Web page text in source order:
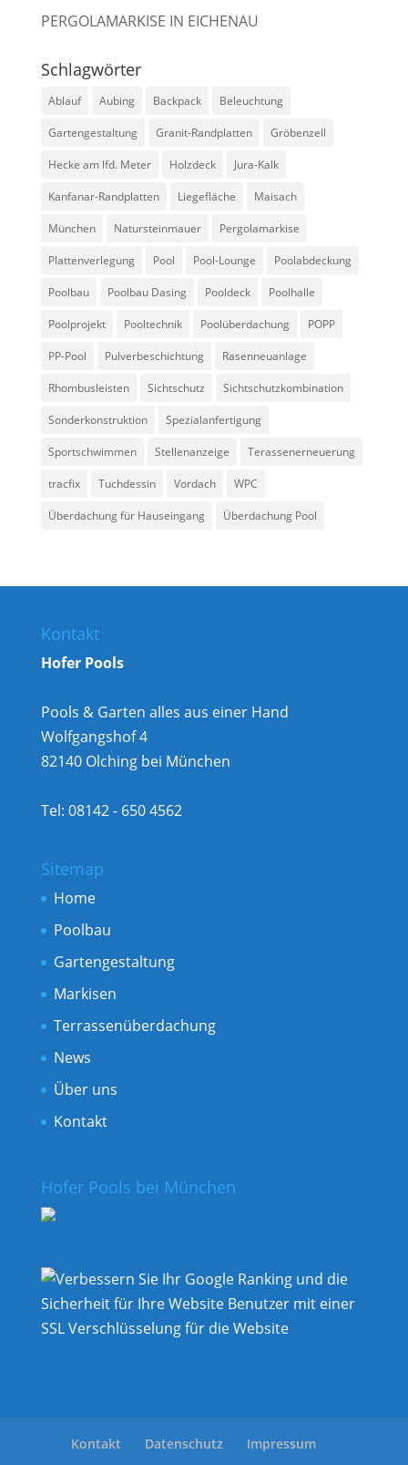
PERGOLAMARKISE IN EICHENAU
Schlagwörter
Ablauf Aubing Backpack Beleuchtung
Gartengestaltung Granit-Randplatten Gröbenzell
Hecke am lfd. Meter Holzdeck Jura-Kalk
Kanfanar-Randplatten Liegefläche Maisach
München Natursteinmauer Pergolamarkise
Plattenverlegung Pool Pool-Lounge Poolabdeckung
Poolbau Poolbau Dasing Pooldeck Poolhalle
Poolprojekt Pooltechnik Poolüberdachung POPP
PP-Pool Pulverbeschichtung Rasenneuanlage
Rhombusleisten Sichtschutz Sichtschutzkombination
Sonderkonstruktion Spezialanfertigung
Sportschwimmen Stellenanzeige Terassenerneuerung
tracfix Tuchdessin Vordach WPC
Überdachung für Hauseingang Überdachung Pool
Kontakt
Hofer Pools
Pools & Garten alles aus einer Hand
Wolfgangshof 4
82140 Olching bei München
Tel: 08142 - 650 4562
Sitemap
Home
Poolbau
Gartengestaltung
Markisen
Terrassenüberdachung
News
Über uns
Kontakt
Hofer Pools bei München
Kontakt Datenschutz Impressum